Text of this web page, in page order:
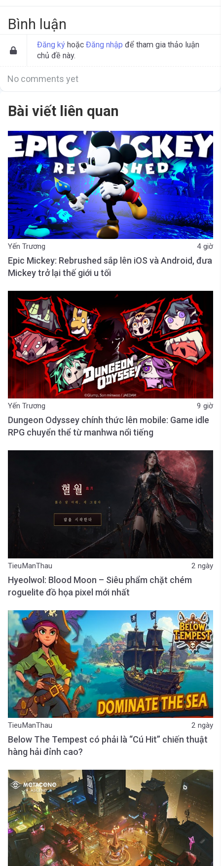
Bình luận
Đăng ký hoặc Đăng nhập để tham gia thảo luận
chủ đề này.
No comments yet
Bài viết liên quan
Yến Trương 4 giờ
Epic Mickey: Rebrushed sắp lên iOS và Android, đưa
Mickey trở lại thế giới u tối
Yến Trương 9 giờ
Dungeon Odyssey chính thức lên mobile: Game idle
RPG chuyển thể từ manhwa nổi tiếng
TieuManThau 2 ngày
Hyeolwol: Blood Moon – Siêu phẩm chặt chém
roguelite đồ họa pixel mới nhất
TieuManThau 2 ngày
Below The Tempest có phải là “Cú Hit” chiến thuật
hàng hải đỉnh cao?